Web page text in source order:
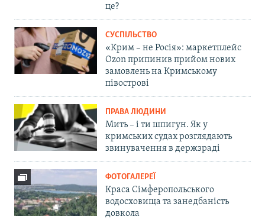
це?
СУСПІЛЬСТВО
«Крим – не Росія»: маркетплейс
Ozon припинив прийом нових
замовлень на Кримському
півострові
ПРАВА ЛЮДИНИ
Мить – і ти шпигун. Як у
кримських судах розглядають
звинувачення в держзраді
ФОТОГАЛЕРЕЇ
Краса Сімферопольського
водосховища та занедбаність
довкола